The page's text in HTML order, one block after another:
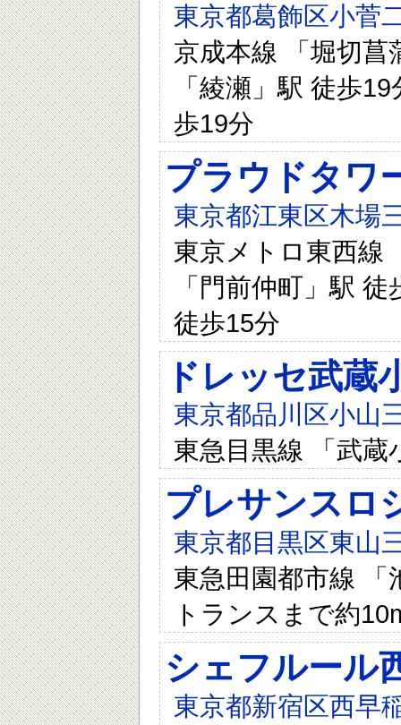
東京都葛飾区小菅
京成本線 「堀切菖
「綾瀬」駅 徒歩
歩19分
プラウドタワ
東京都江東区木場
東京メトロ東西線
「門前仲町」駅
徒歩15分
ドレッセ武蔵
東京都品川区小山
東急目黒線 「武蔵
プレサンスロ
東京都目黒区東山
東急田園都市線 「
トランスまで約
シェフルール
東京都新宿区西早